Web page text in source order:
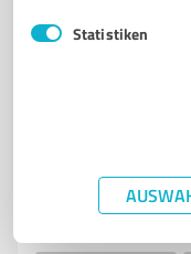
Statistiken
Ausbildung und